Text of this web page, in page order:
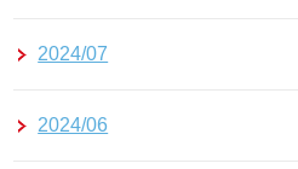
2024/07
2024/06